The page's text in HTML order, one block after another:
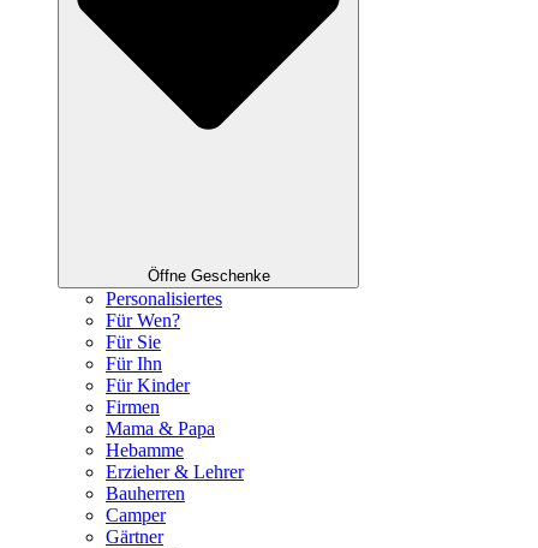
Öffne Geschenke
Personalisiertes
Für Wen?
Für Sie
Für Ihn
Für Kinder
Firmen
Mama & Papa
Hebamme
Erzieher & Lehrer
Bauherren
Camper
Gärtner